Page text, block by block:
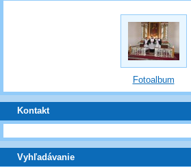
Fotoalbum
Kontakt
Vyhľadávanie